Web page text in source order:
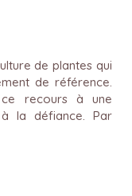
de plantes qui
de référence.
recours à une
la défiance. Par